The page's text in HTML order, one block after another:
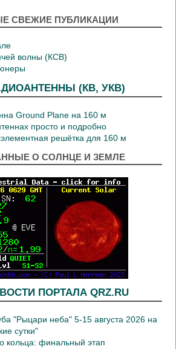
СВЕЖИЕ ПУБЛИКАЦИИ
волны (КСВ)
(КВ, УКВ)
Ground Plane на 160 м
просто и подробно
решётка для 160 м
О СОЛНЦЕ И ЗЕМЛЕ
ПОРТАЛА QRZ.RU
"Рыцари неба" 5-15 августа 2026 на
сутки"
кольца: финальный этап